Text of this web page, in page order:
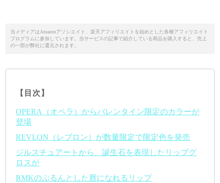
当メディアはAmazonアソシエイト、楽天アフィリエイトを始めとした各種アフィリエイト
プログラムに参加しています。当サービスの記事で紹介している商品を購入すると、売上
の一部が弊社に還元されます。
【目次】
OPERA（オペラ）からバレンタイン限定のカラーが
登場
REVLON（レブロン）が数量限定で限定色を発売
ジルスチュアートから、誕生石を表現したリップグ
ロスが
RMKのぷるんとした唇になれるリップ